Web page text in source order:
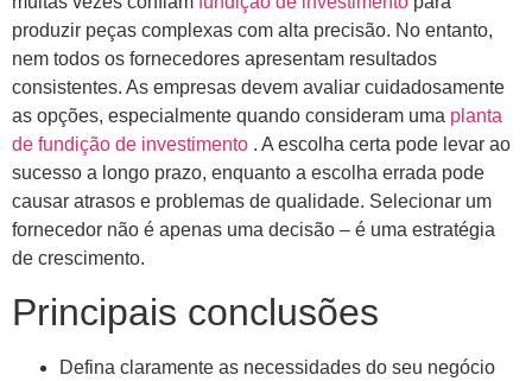
produzir peças complexas com alta precisão. No entanto,
nem todos os fornecedores apresentam resultados
consistentes. As empresas devem avaliar cuidadosamente
as opções, especialmente quando consideram uma planta
de fundição de investimento . A escolha certa pode levar ao
sucesso a longo prazo, enquanto a escolha errada pode
causar atrasos e problemas de qualidade. Selecionar um
fornecedor não é apenas uma decisão – é uma estratégia
de crescimento.
Principais conclusões
Defina claramente as necessidades do seu negócio